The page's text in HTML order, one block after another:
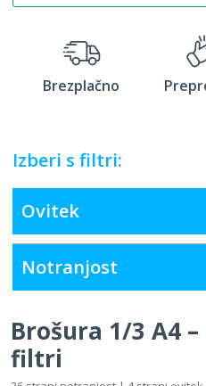
Brezplačno
Izberi s filtri:
Ovitek
Notranjost
Brošura 1/3 A4
filtri